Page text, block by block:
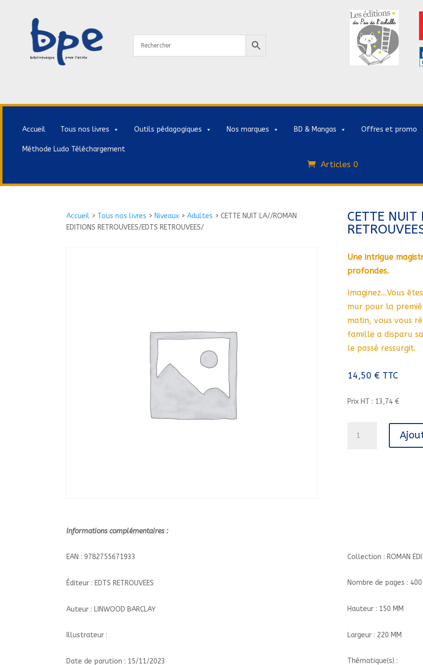
Accueil Tous nos livres Outils pédagogiques Nos marques BD & Mangas Offres et promo
Méthode Ludo Téléchargement
Articles 0
Accueil > Tous nos livres > Niveaux >Adultes >CETTE NUIT LA//ROMAN
EDITIONS RETROUVEES/EDTS RETROUVEES/
CETTE
Une intrigue
profondes.
Imaginez…Vous
mur pour la
matin, vous vous
famille a disparu
le passé ressurgit.
14,50 € TTC
Prix HT : 13,74 €
Informations complémentaires :
EAN : 9782755671933
Éditeur : EDTS RETROUVEES
Auteur : LINWOOD BARCLAY
Illustrateur :
Date de parution : 15/11/2023
Collection : ROMAN
Nombre de pages : 400
Hauteur : 150 MM
Largeur : 220 MM
Thématique(s) :